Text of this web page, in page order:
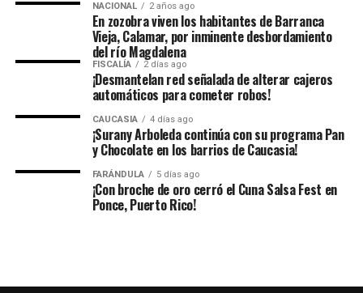
NACIONAL 2 años ago
En zozobra viven los habitantes de Barranca
Vieja, Calamar, por inminente desbordamiento
del río Magdalena
FISCALÍA 2 días ago
¡Desmantelan red señalada de alterar cajeros
automáticos para cometer robos!
CAUCASIA 4 días ago
¡Surany Arboleda continúa con su programa Pan
y Chocolate en los barrios de Caucasia!
FARÁNDULA 5 días ago
¡Con broche de oro cerró el Cuna Salsa Fest en
Ponce, Puerto Rico!